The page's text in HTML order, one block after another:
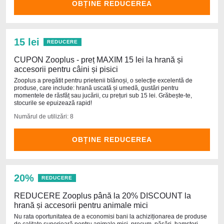
OBȚINE REDUCEREA
15 lei REDUCERE
CUPON Zooplus - preț MAXIM 15 lei la hrană și
accesorii pentru câini și pisici
Zooplus a pregătit pentru prietenii blănoși, o selecție excelentă de
produse, care include: hrană uscată și umedă, gustări pentru
momentele de răsfăț sau jucării, cu prețuri sub 15 lei. Grăbește-te,
stocurile se epuizează rapid!
Numărul de utilizări: 8
OBȚINE REDUCEREA
20% REDUCERE
REDUCERE Zooplus până la 20% DISCOUNT la
hrană și accesorii pentru animale mici
Nu rata oportunitatea de a economisi bani la achiziționarea de produse